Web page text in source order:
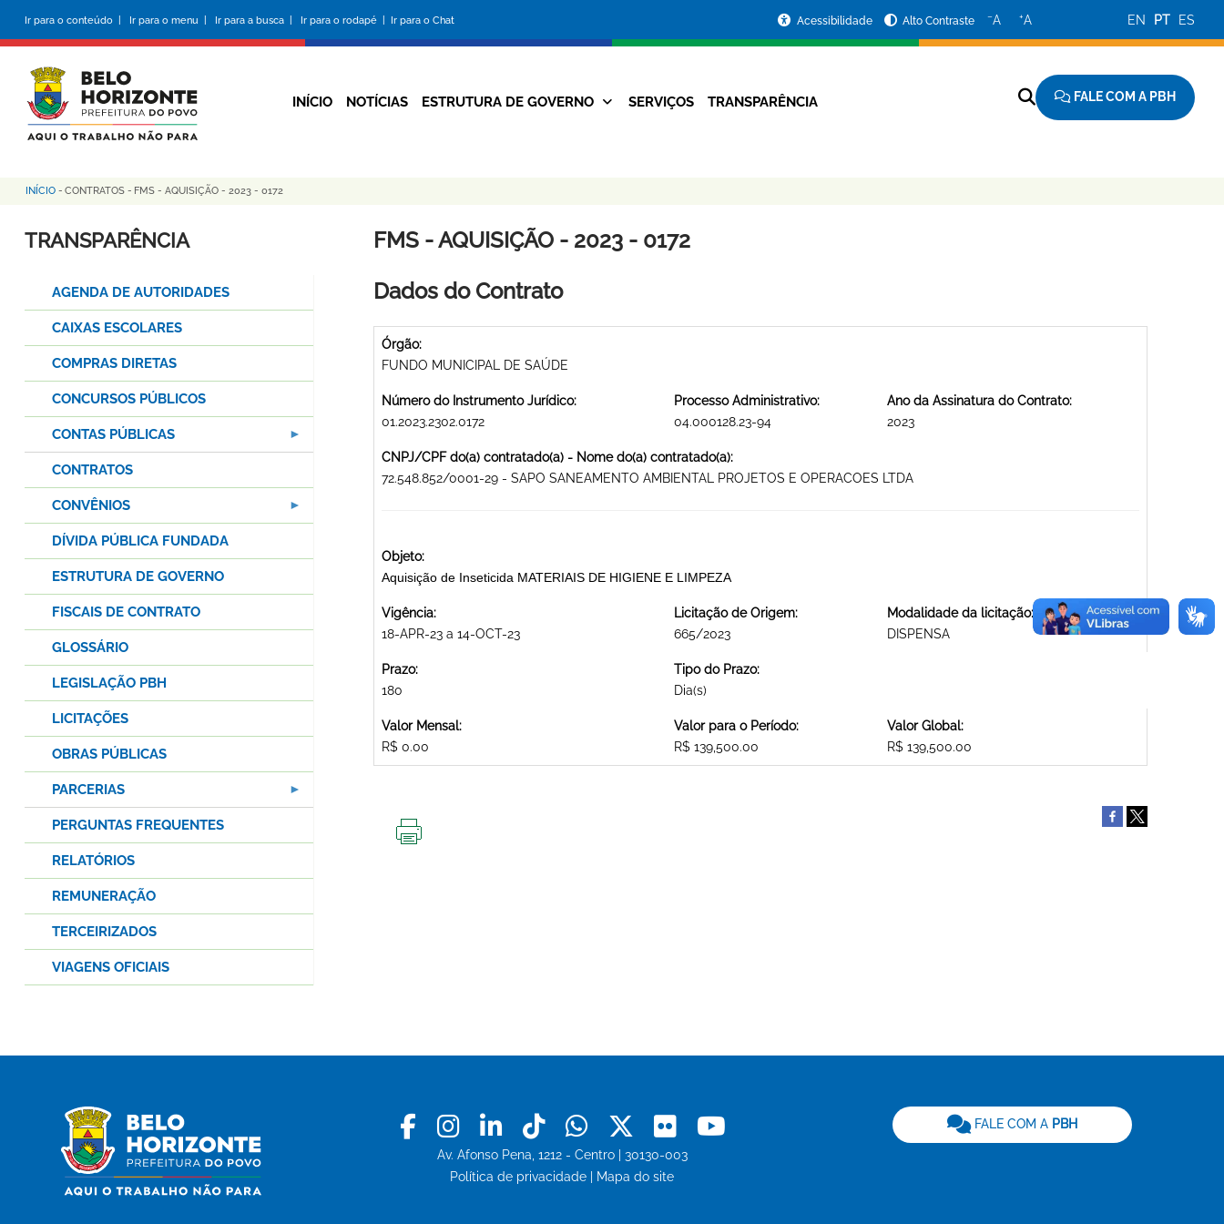
conteúdo
principal
Ir para o conteúdo | Ir para o menu | Ir para a busca | Ir para o rodapé | Ir para o Chat
da
Prefeitura
Acessibilidade Alto Contraste −A +A EN PT ES
Navegação
INÍCIO NOTÍCIAS ESTRUTURA DE GOVERNO SERVIÇOS TRANSPARÊNCIA FALE COM A PBH
Trilha
de
INÍCIO - CONTRATOS - FMS - AQUISIÇÃO - 2023 - 0172
FMS - AQUISIÇÃO - 2023 - 0172
Dados do Contrato
Órgão:
FUNDO MUNICIPAL DE SAÚDE
Número do Instrumento Jurídico:
01.2023.2302.0172
Processo Administrativo:
04.000128.23-94
Ano da Assinatura do Contrato:
2023
CNPJ/CPF do(a) contratado(a) - Nome do(a) contratado(a):
72.548.852/0001-29 - SAPO SANEAMENTO AMBIENTAL PROJETOS E OPERACOES LTDA
Objeto:
Aquisição de Inseticida MATERIAIS DE HIGIENE E LIMPEZA
Vigência:
18-APR-23 a 14-OCT-23
Licitação de Origem:
665/2023
Modalidade da licitação:
DISPENSA
Prazo:
180
Tipo do Prazo:
Dia(s)
Valor Mensal:
R$ 0.00
Valor para o Período:
R$ 139,500.00
Valor Global:
R$ 139,500.00
TRANSPARÊNCIA
AGENDA DE AUTORIDADES
CAIXAS ESCOLARES
COMPRAS DIRETAS
CONCURSOS PÚBLICOS
CONTAS PÚBLICAS
CONTRATOS
CONVÊNIOS
DÍVIDA PÚBLICA FUNDADA
ESTRUTURA DE GOVERNO
FISCAIS DE CONTRATO
GLOSSÁRIO
LEGISLAÇÃO PBH
LICITAÇÕES
OBRAS PÚBLICAS
PARCERIAS
PERGUNTAS FREQUENTES
RELATÓRIOS
REMUNERAÇÃO
TERCEIRIZADOS
VIAGENS OFICIAIS
Facebook
Instagram
LinkedinTiktokWhatsapp
X Flickr
Av. Afonso Pena, 1212 - Centro | 30130-003
Política de privacidade
Mapa do site
FALE COM A PBH